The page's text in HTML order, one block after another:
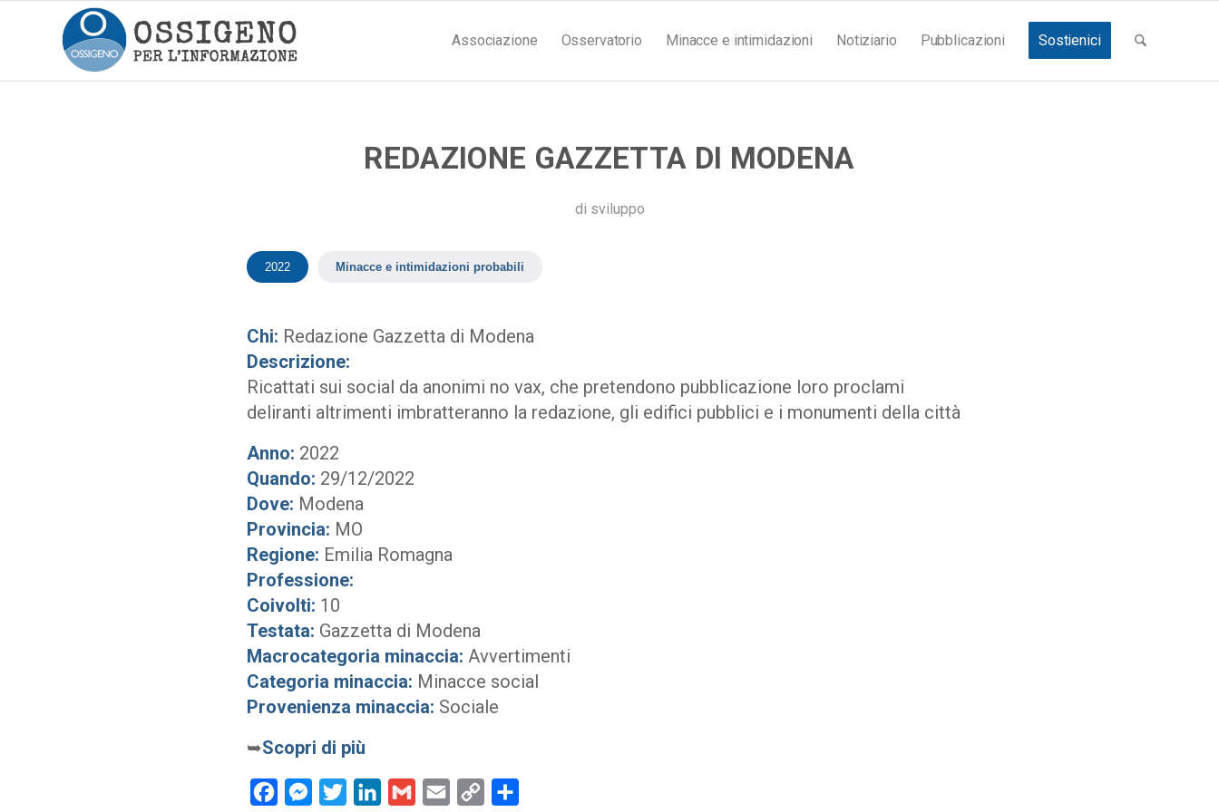
Associazione Osservatorio Minacce e intimidazioni Notiziario Pubblicazioni Sostienici
REDAZIONE GAZZETTA DI MODENA
di sviluppo
2022 Minacce e intimidazioni probabili
Chi: Redazione Gazzetta di Modena
Descrizione:
Ricattati sui social da anonimi no vax, che pretendono pubblicazione loro proclami
deliranti altrimenti imbratteranno la redazione, gli edifici pubblici e i monumenti della città
Anno: 2022
Quando: 29/12/2022
Dove: Modena
Provincia: MO
Regione: Emilia Romagna
Professione:
Coivolti: 10
Testata: Gazzetta di Modena
Macrocategoria minaccia: Avvertimenti
Categoria minaccia: Minacce social
Provenienza minaccia: Sociale
➥Scopri di più
FacebookMessenger
Twitter LinkedInGmail Email
Copy